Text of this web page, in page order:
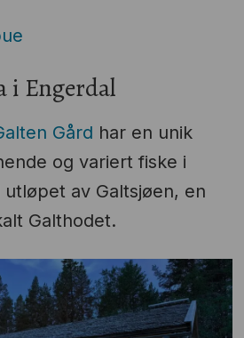
i Engerdal
Gård har en unik
og variert fiske i
av Galtsjøen, en
Galthodet.